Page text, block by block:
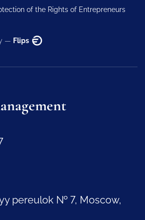
of the Rights of Entrepreneurs
— Flips
pereulok № 7, Moscow,